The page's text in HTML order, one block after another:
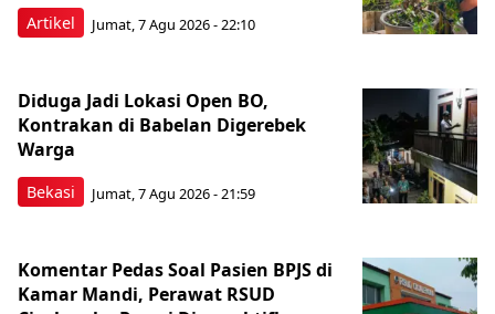
Artikel Jumat, 7 Agu 2026 - 22:10
Bekasi
Diduga Jadi Lokasi Open BO,
Kontrakan di Babelan Digerebek
Warga
Jumat, 7 Agu 2026 - 21:59
Komentar Pedas Soal Pasien BPJS di
Kamar Mandi, Perawat RSUD